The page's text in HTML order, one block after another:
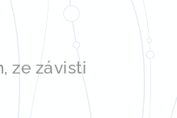
ze závisti